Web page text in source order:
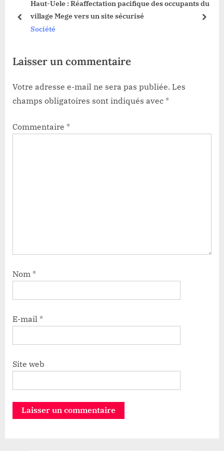
t
:
Haut-Uele : Réaffectation pacifique des occupants du
village Mege vers un site sécurisé
Société
prev next
Laisser un commentaire
Votre adresse e-mail ne sera pas publiée. Les
champs obligatoires sont indiqués avec *
Commentaire *
Nom *
E-mail *
Site web